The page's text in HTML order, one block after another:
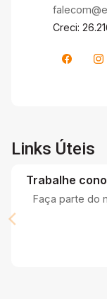
Creci:
Links Úteis
Trabalhe
Faça parte do